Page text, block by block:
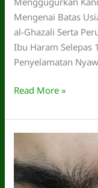
Mengenai Batas
al-Ghazali Serta
Ibu Haram Selepas
Penyelamatan
Hukum
Kandungan.
Adakah
Dibenarkan?
Read More »